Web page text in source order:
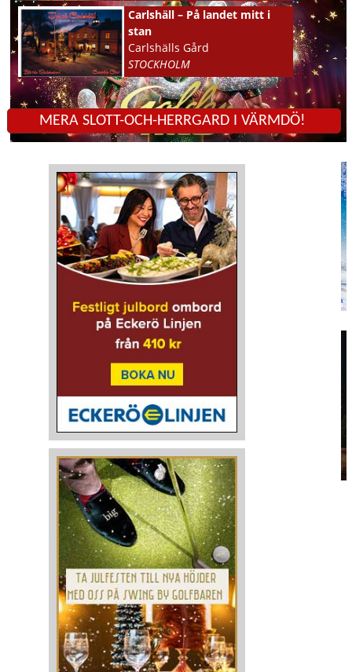
Carlshäll – På landet mitt i
stan
Carlshälls Gård
STOCKHOLM
MERA SLOTT-OCH-HERRGARD I VÄRMDÖ!